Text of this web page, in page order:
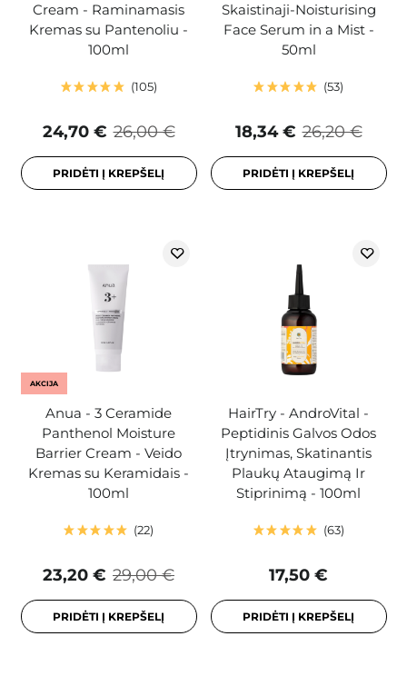
Cream - Raminamasis
Kremas su Pantenoliu -
100ml
105
26,00 €
24,70 €
PRIDĖTI Į KREPŠELĮ
Skaistinaji-Noisturising
Face Serum in a Mist -
50ml
53
26,20 €
18,34 €
PRIDĖTI Į KREPŠELĮ
AKCIJA
Anua - 3 Ceramide
Panthenol Moisture
Barrier Cream - Veido
Kremas su Keramidais -
100ml
22
29,00 €
23,20 €
PRIDĖTI Į KREPŠELĮ
HairTry - AndroVital -
Peptidinis Galvos Odos
Įtrynimas, Skatinantis
Plaukų Ataugimą Ir
Stiprinimą - 100ml
63
17,50 €
PRIDĖTI Į KREPŠELĮ